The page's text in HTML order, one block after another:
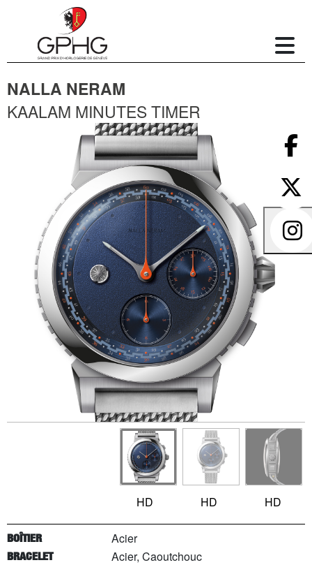
NALLA NERAM
KAALAM MINUTES TIMER
HD HD HD
BOÎTIER Acier
BRACELET Acier, Caoutchouc